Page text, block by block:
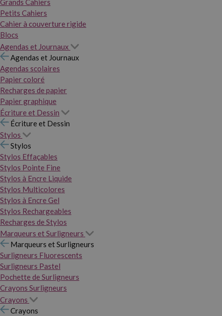
Grands Cahiers
Petits Cahiers
Cahier à couverture rigide
Blocs
Agendas et Journaux
Agendas et Journaux
Agendas scolaires
Papier coloré
Recharges de papier
Papier graphique
Écriture et Dessin
Écriture et Dessin
Stylos
Stylos
Stylos Effaçables
Stylos Pointe Fine
Stylos à Encre Liquide
Stylos Multicolores
Stylos à Encre Gel
Stylos Rechargeables
Recharges de Stylos
Marqueurs et Surligneurs
Marqueurs et Surligneurs
Surligneurs Fluorescents
Surligneurs Pastel
Pochette de Surligneurs
Crayons Surligneurs
Crayons
Crayons